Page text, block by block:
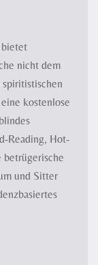
bietet
nicht dem
kostenlose
Reading, Hot-
betrügerische
und Sitter